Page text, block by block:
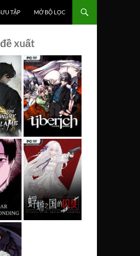
TẬP MỞ BỘ LỌC
xuất